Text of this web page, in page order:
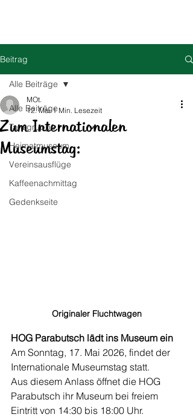
Beitrag
Alle Beiträge
Tanzgruppe
Heimatmuseum
Vereinsausflüge
Kaffeenachmittag
Gedenkseite
Alle Beiträge
Zum Internationalen
Museumstag:
MOt.
12. Mai 1 Min. Lesezeit
Originaler Fluchtwagen
HOG Parabutsch lädt ins Museum ein
Am Sonntag, 17. Mai 2026, findet der
Internationale Museumstag statt.
Aus diesem Anlass öffnet die HOG
Parabutsch ihr Museum bei freiem
Eintritt von 14:30 bis 18:00 Uhr.